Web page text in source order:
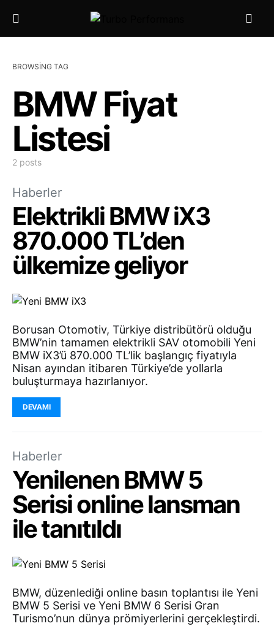
BROWSING TAG
BMW Fiyat
Listesi
2 posts
Haberler
Elektrikli BMW iX3
870.000 TL’den
ülkemize geliyor
Borusan Otomotiv, Türkiye distribütörü olduğu
BMW’nin tamamen elektrikli SAV otomobili Yeni
BMW iX3’ü 870.000 TL’lik başlangıç fiyatıyla
Nisan ayından itibaren Türkiye’de yollarla
buluşturmaya hazırlanıyor.
DEVAMI
Haberler
Yenilenen BMW 5
Serisi online lansman
ile tanıtıldı
BMW, düzenlediği online basın toplantısı ile Yeni
BMW 5 Serisi ve Yeni BMW 6 Serisi Gran
Turismo’nun dünya prömiyerlerini gerçekleştirdi.